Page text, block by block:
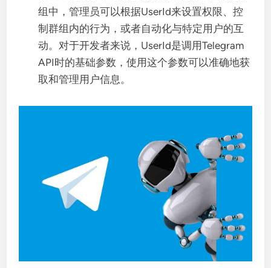
组中，管理员可以根据UserId来设置权限、控
制群组内的行为，或者自动化与特定用户的互
动。对于开发者来说，UserId是调用Telegram
API时的基础参数，使用这个参数可以准确地获
取和管理用户信息。